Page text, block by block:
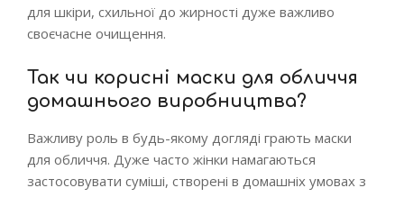
для шкіри, схильної до жирності дуже важливо
своєчасне очищення.
Так чи корисні маски для обличчя
домашнього виробництва?
Важливу роль в будь-якому догляді грають маски
для обличчя. Дуже часто жінки намагаються
застосовувати суміші, створені в домашніх умовах з